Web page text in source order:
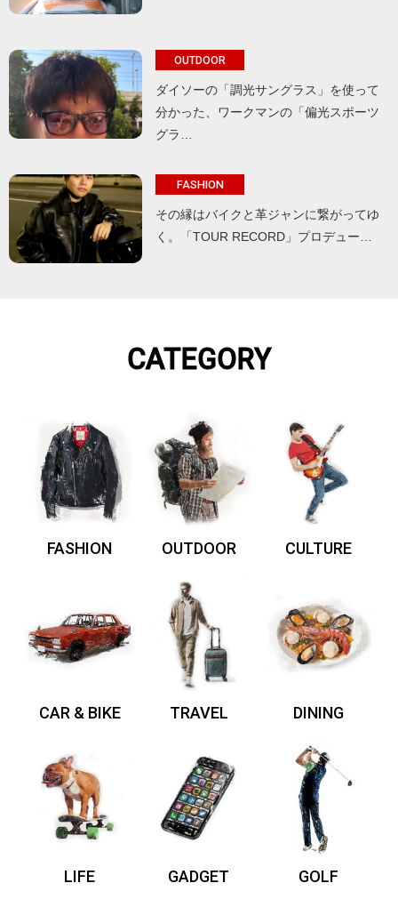
OUTDOOR
ダイソーの「調光サングラス」を使って
分かった、ワークマンの「偏光スポーツ
グラ…
FASHION
その縁はバイクと革ジャンに繋がってゆ
く。「TOUR RECORD」プロデュー…
CATEGORY
FASHION OUTDOOR CULTURE
CAR & BIKE TRAVEL DINING
LIFE GADGET GOLF